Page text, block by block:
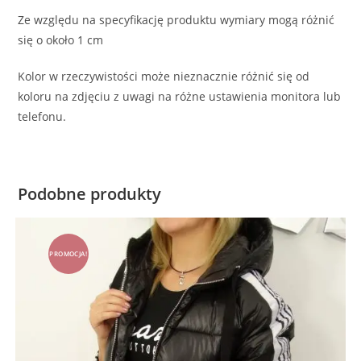
Ze względu na specyfikację produktu wymiary mogą różnić
się o około 1 cm
Kolor w rzeczywistości może nieznacznie różnić się od
koloru na zdjęciu z uwagi na różne ustawienia monitora lub
telefonu.
Podobne produkty
PROMOCJA!